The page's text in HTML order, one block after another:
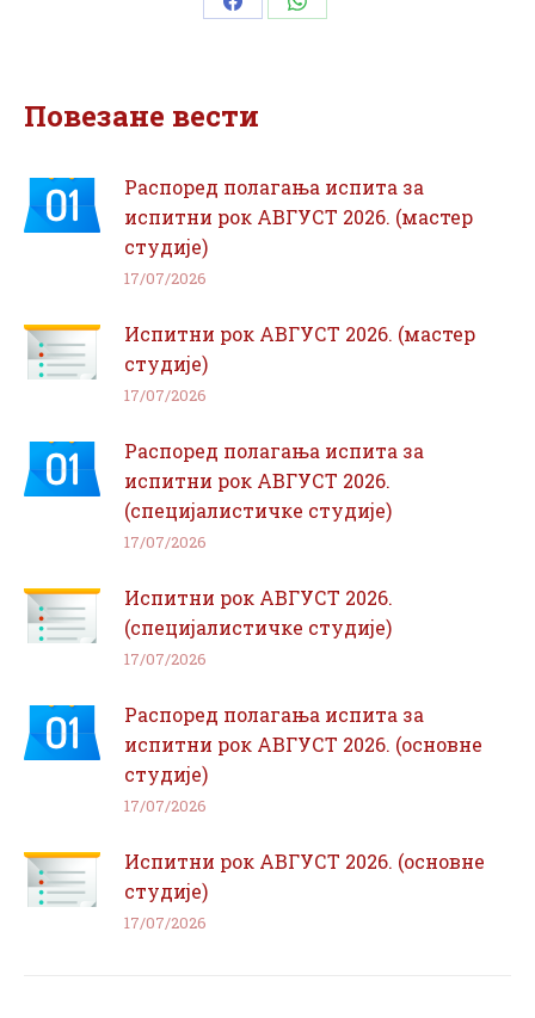
Share Share
Повезане вести
Распоред полагања испита за
испитни рок АВГУСТ 2026. (мастер
студије)
17/07/2026
Испитни рок АВГУСТ 2026. (мастер
студије)
17/07/2026
Распоред полагања испита за
испитни рок АВГУСТ 2026.
(специјалистичке студије)
17/07/2026
Испитни рок АВГУСТ 2026.
(специјалистичке студије)
17/07/2026
Распоред полагања испита за
испитни рок АВГУСТ 2026. (основне
студије)
17/07/2026
Испитни рок АВГУСТ 2026. (основне
студије)
17/07/2026